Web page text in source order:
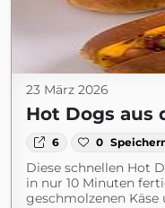
23 März 2026
Hot Dogs
6 0
Diese schnellen Hot
in nur 10 Minuten
geschmolzenen